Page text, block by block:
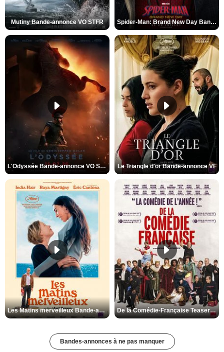
Mutiny Bande-annonce VO STFR Spider-Man: Brand New Day Bande-annonce VO STFR
L'Odyssée Bande-annonce VO STFR Le Triangle d'or Bande-annonce VF
Les Matins merveilleux Bande-annonce VF De la Comédie-Française Teaser VF
Bandes-annonces à ne pas manquer